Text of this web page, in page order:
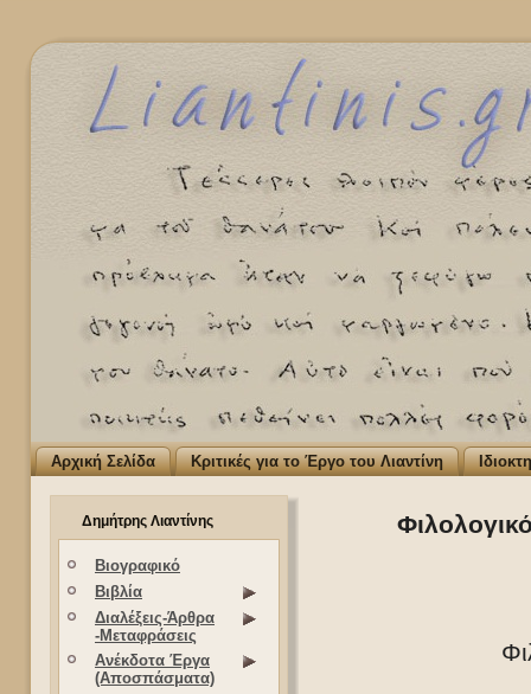
Αρχική Σελίδα Κριτικές για το Έργο του Λιαντίνη
Δημήτρης Λιαντίνης
Βιογραφικό
Βιβλία
Διαλέξεις-Άρθρα
-Μεταφράσεις
Ανέκδοτα Έργα
(Αποσπάσματα)